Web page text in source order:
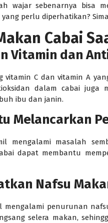
wajar sebenarnya bisa
perlu diperhatikan?
Cabai
Vitamin dan
vitamin C dan vitamin A
dalam cabai juga
ibu dan janin.
Melancarkan
mengalami masalah
dapat membantu
Nafsu
mengalami penurunan
selera makan,